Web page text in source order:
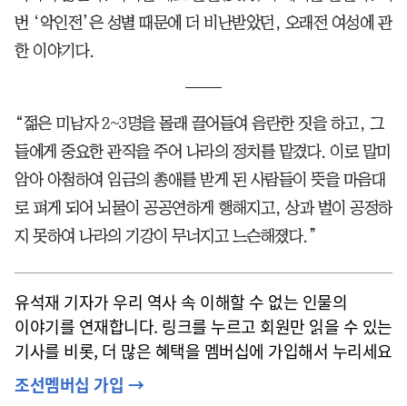
번 ‘악인전’은 성별 때문에 더 비난받았던, 오래전 여성에 관
한 이야기다.
“젊은 미남자 2~3명을 몰래 끌어들여 음란한 짓을 하고, 그
들에게 중요한 관직을 주어 나라의 정치를 맡겼다. 이로 말미
암아 아첨하여 임금의 총애를 받게 된 사람들이 뜻을 마음대
로 펴게 되어 뇌물이 공공연하게 행해지고, 상과 벌이 공정하
지 못하여 나라의 기강이 무너지고 느슨해졌다.”
유석재 기자가 우리 역사 속 이해할 수 없는 인물의
이야기를 연재합니다. 링크를 누르고 회원만 읽을 수 있는
기사를 비롯, 더 많은 혜택을 멤버십에 가입해서 누리세요
조선멤버십 가입 →